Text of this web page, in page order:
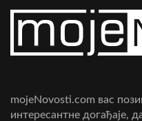
mojeNovosti.com вас
интересантне догађаје,